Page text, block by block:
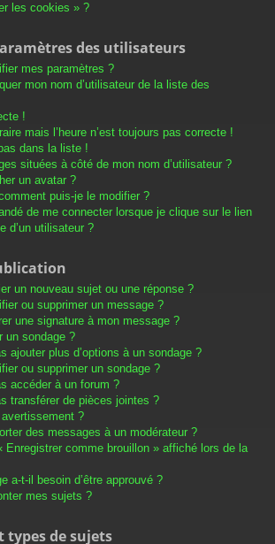
les cookies » ?
des utilisateurs
mes paramètres ?
mon nom d’utilisateur de la liste des
!
mais l’heure n’est toujours pas correcte !
dans la liste !
situées à côté de mon nom d’utilisateur ?
un avatar ?
puis-je le modifier ?
de me connecter lorsque je clique sur le lien
d’un utilisateur ?
un nouveau sujet ou une réponse ?
ou supprimer un message ?
une signature à mon message ?
un sondage ?
ajouter plus d’options à un sondage ?
ou supprimer un sondage ?
accéder à un forum ?
transférer de pièces jointes ?
?
des messages à un modérateur ?
Enregistrer comme brouillon » affiché lors de la
a-t-il besoin d’être approuvé ?
mes sujets ?
types de sujets